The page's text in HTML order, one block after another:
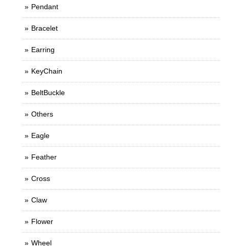
Pendant
Bracelet
Earring
KeyChain
BeltBuckle
Others
Eagle
Feather
Cross
Claw
Flower
Wheel